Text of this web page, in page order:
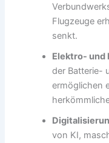
Flugzeuge
senkt.
Elektro- und
der Batterie-
ermöglichen
von KI,